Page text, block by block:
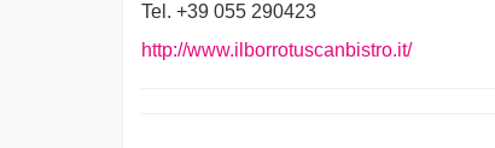
Tel. +39 055 290423
http://www.ilborrotuscanbistro.it/